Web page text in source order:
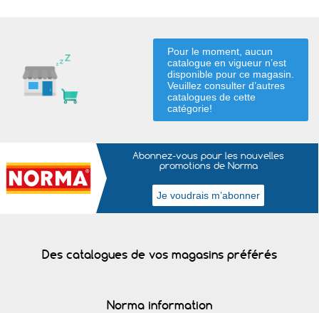
Pour le moment, aucun
catalogue en vigueur n’est
disponible pour ce magasin.
Veuillez consulter d’autres
catalogues de cette
catégorie!
Abonnez-vous pour les nouvelles
promotions de Norma
Des catalogues de vos magasins préférés
Norma information